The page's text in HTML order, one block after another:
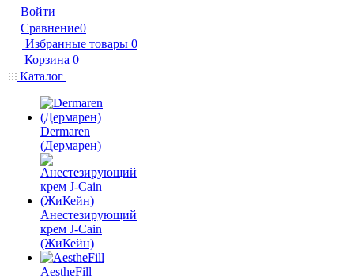
Войти
Сравнение0
Избранные товары 0
Корзина 0
Каталог
Dermaren
(Дермарен)
Анестезирующий
крем J-Cain
(ЖиКейн)
AestheFill